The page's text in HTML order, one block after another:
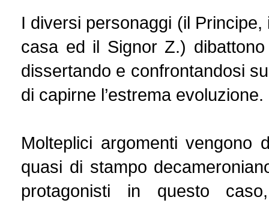
I diversi personaggi (il
casa ed il Signor Z.)
dissertando e confrontandosi
di capirne l’estrema evoluzione.
Molteplici argomenti vengono
quasi di stampo
protagonisti in questo